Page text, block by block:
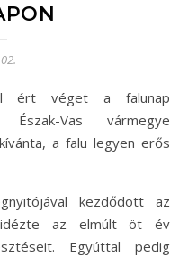
Vas vármegye
a falu legyen erős
kezdődött az
az elmúlt öt év
Egyúttal pedig